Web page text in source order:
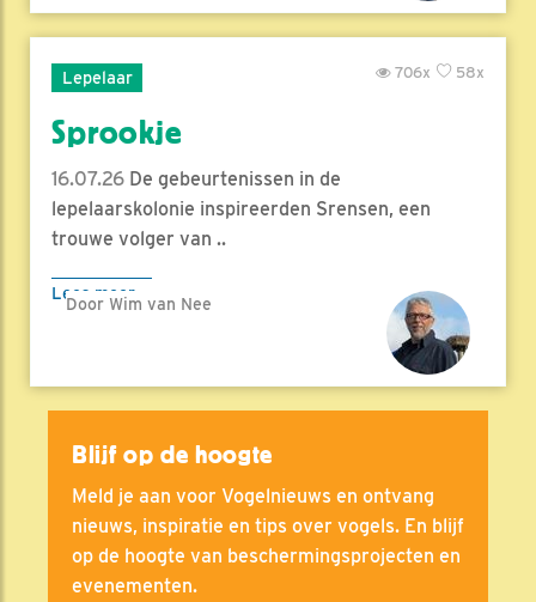
Lepelaar 58x
706x
Sprookje
16.07.26 De gebeurtenissen in de
lepelaarskolonie inspireerden Srensen, een
trouwe volger van ..
Lees meer
Door Wim van Nee
Blijf op de hoogte
Meld je aan voor Vogelnieuws en ontvang
nieuws, inspiratie en tips over vogels. En blijf
op de hoogte van beschermingsprojecten en
evenementen.